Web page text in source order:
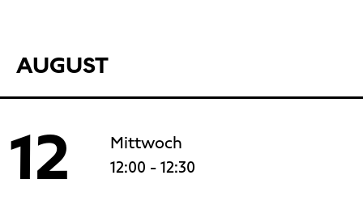
AUGUST
12
Mittwoch
12:00 - 12:30